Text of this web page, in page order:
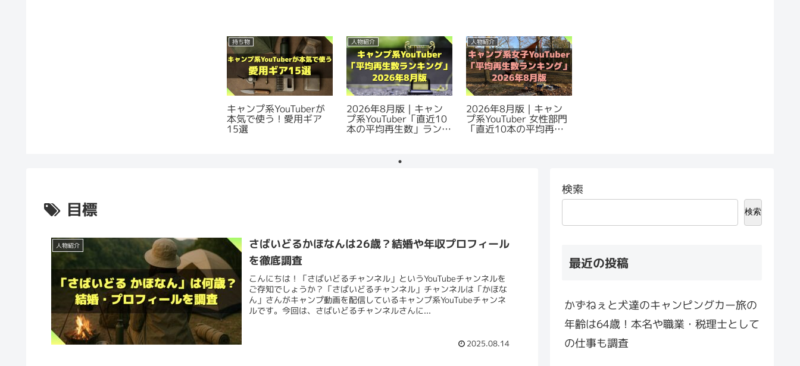
持ち物
キャンプ系YouTuberが
本気で使う！愛用ギア
15選
人物紹介
2026年8月版｜キャン
プ系YouTuber「直近10
本の平均再生数」ランキ
人物紹介
2026年8月版｜キャン
プ系YouTuber 女性部門
「直近10本の平均再生
目標
人物紹介
さばいどるかほなんは26歳？結婚や年収プロフィール
を徹底調査
こんにちは！「さばいどるチャンネル」というYouTubeチャンネルを
ご存知でしょうか？「さばいどるチャンネル」チャンネルは「かほな
ん」さんがキャンプ動画を配信しているキャンプ系YouTubeチャンネ
ルです。今回は、さばいどるチャンネルさんに...
2025.08.14
検索
検索
最近の投稿
かずねぇと犬達のキャンピングカー旅の
年齢は64歳！本名や職業・税理士として
の仕事も調査